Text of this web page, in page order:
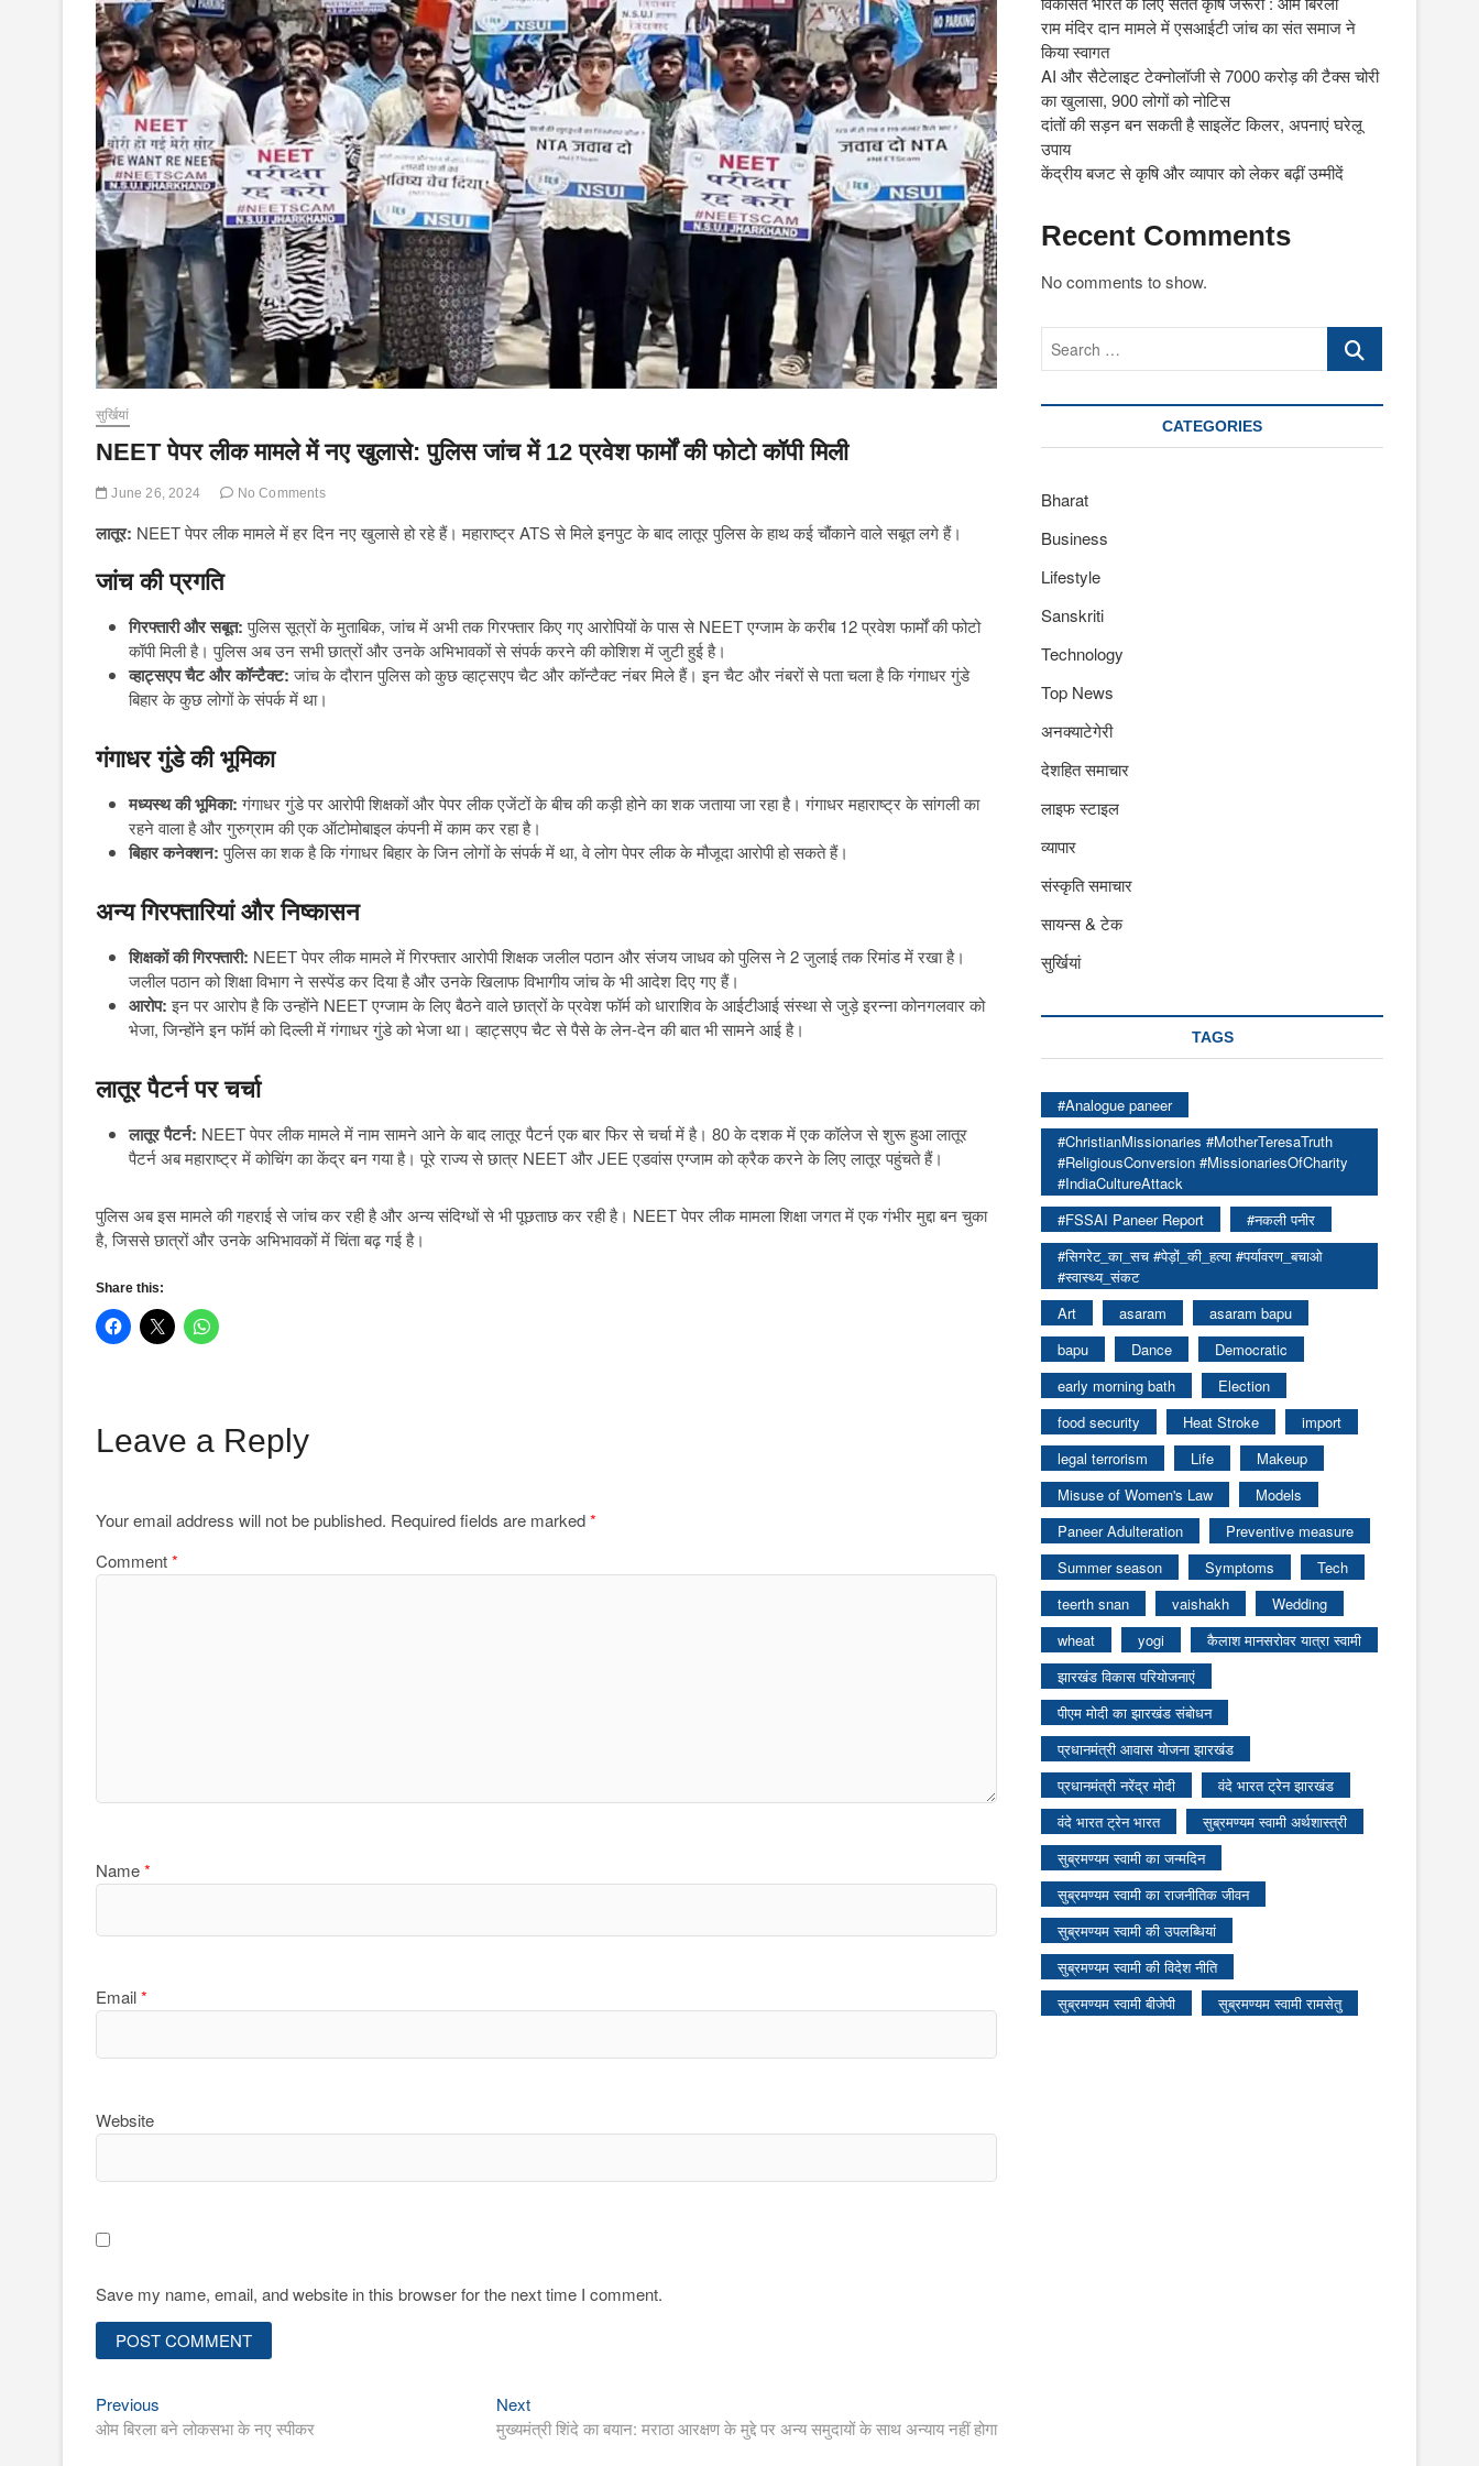
सुर्खियां
NEET पेपर लीक मामले में नए खुलासे: पुलिस जांच में 12 प्रवेश फार्मों की फोटो कॉपी मिली
June 26, 2024 No Comments
लातूर: NEET पेपर लीक मामले में हर दिन नए खुलासे हो रहे हैं। महाराष्ट्र ATS से मिले इनपुट के बाद लातूर पुलिस के हाथ कई चौंकाने वाले सबूत लगे हैं।
जांच की प्रगति
गिरफ्तारी और सबूत:पुलिस सूत्रों के मुताबिक, जांच में अभी तक गिरफ्तार किए गए आरोपियों के पास से NEET एग्जाम के करीब 12 प्रवेश फार्मों की फोटो
कॉपी मिली है। पुलिस अब उन सभी छात्रों और उनके अभिभावकों से संपर्क करने की कोशिश में जुटी हुई है।
व्हाट्सएप चैट और कॉन्टैक्ट:जांच के दौरान पुलिस को कुछ व्हाट्सएप चैट और कॉन्टैक्ट नंबर मिले हैं। इन चैट और नंबरों से पता चला है कि गंगाधर गुंडे
बिहार के कुछ लोगों के संपर्क में था।
गंगाधर गुंडे की भूमिका
मध्यस्थ की भूमिका:गंगाधर गुंडे पर आरोपी शिक्षकों और पेपर लीक एजेंटों के बीच की कड़ी होने का शक जताया जा रहा है। गंगाधर महाराष्ट्र के सांगली का
रहने वाला है और गुरुग्राम की एक ऑटोमोबाइल कंपनी में काम कर रहा है।
बिहार कनेक्शन:पुलिस का शक है कि गंगाधर बिहार के जिन लोगों के संपर्क में था, वे लोग पेपर लीक के मौजूदा आरोपी हो सकते हैं।
अन्य गिरफ्तारियां और निष्कासन
शिक्षकों की गिरफ्तारी: NEET पेपर लीक मामले में गिरफ्तार आरोपी शिक्षक जलील पठान और संजय जाधव को पुलिस ने 2 जुलाई तक रिमांड में रखा है।
जलील पठान को शिक्षा विभाग ने सस्पेंड कर दिया है और उनके खिलाफ विभागीय जांच के भी आदेश दिए गए हैं।
आरोप:इन पर आरोप है कि उन्होंने NEET एग्जाम के लिए बैठने वाले छात्रों के प्रवेश फॉर्म को धाराशिव के आईटीआई संस्था से जुड़े इरन्ना कोनगलवार को
भेजा, जिन्होंने इन फॉर्म को दिल्ली में गंगाधर गुंडे को भेजा था। व्हाट्सएप चैट से पैसे के लेन-देन की बात भी सामने आई है।
लातूर पैटर्न पर चर्चा
लातूर पैटर्न: NEET पेपर लीक मामले में नाम सामने आने के बाद लातूर पैटर्न एक बार फिर से चर्चा में है। 80 के दशक में एक कॉलेज से शुरू हुआ लातूर
पैटर्न अब महाराष्ट्र में कोचिंग का केंद्र बन गया है। पूरे राज्य से छात्र NEET और JEE एडवांस एग्जाम को क्रैक करने के लिए लातूर पहुंचते हैं।
पुलिस अब इस मामले की गहराई से जांच कर रही है और अन्य संदिग्धों से भी पूछताछ कर रही है। NEET पेपर लीक मामला शिक्षा जगत में एक गंभीर मुद्दा बन चुका
है, जिससे छात्रों और उनके अभिभावकों में चिंता बढ़ गई है।
Share this:
Leave a Reply
Your email address will not be published. Required fields are marked*
Comment*
Name*
Email*
Website
Save my name, email, and website in this browser for the next time I comment.
Post
navigation
Previous
post:
ओम बिरला बने लोकसभा के नए स्पीकर
NextNext
post:
मुख्यमंत्री शिंदे का बयान: मराठा आरक्षण के मुद्दे पर अन्य समुदायों के साथ अन्याय नहीं होगा
राम मंदिर दान मामले में एसआईटी जांच का संत समाज ने
किया स्वागत
AI और सैटेलाइट टेक्नोलॉजी से 7000 करोड़ की टैक्स चोरी
का खुलासा, 900 लोगों को नोटिस
दांतों की सड़न बन सकती है साइलेंट किलर, अपनाएं घरेलू
उपाय
केंद्रीय बजट से कृषि और व्यापार को लेकर बढ़ीं उम्मीदें
Recent Comments
No comments to show.
Search
CATEGORIES
Bharat
Business
Lifestyle
Sanskriti
Technology
Top News
अनक्याटेगेरी
देशहित समाचार
लाइफ स्टाइल
व्यापार
संस्कृति समाचार
सायन्स & टेक
सुर्खियां
TAGS
#Analogue paneer
#ChristianMissionaries #MotherTeresaTruth
#ReligiousConversion #MissionariesOfCharity
#IndiaCultureAttack
#FSSAI Paneer Report
#नकली पनीर
#सिगरेट_का_सच #पेड़ों_की_हत्या #पर्यावरण_बचाओ
#स्वास्थ्य_संकट
Art
asaram
asaram bapu
bapu
Dance
Democratic
early morning bath
Election
food security
Heat Stroke
import
legal terrorism
Life
Makeup
Misuse of Women's Law
Models
Paneer Adulteration
Preventive measure
Summer season
Symptoms
Tech
teerth snan
vaishakh
Wedding
wheat
yogi
कैलाश मानसरोवर यात्रा स्वामी
झारखंड विकास परियोजनाएं
पीएम मोदी का झारखंड संबोधन
प्रधानमंत्री आवास योजना झारखंड
प्रधानमंत्री नरेंद्र मोदी
वंदे भारत ट्रेन झारखंड
वंदे भारत ट्रेन भारत
सुब्रमण्यम स्वामी अर्थशास्त्री
सुब्रमण्यम स्वामी का जन्मदिन
सुब्रमण्यम स्वामी का राजनीतिक जीवन
सुब्रमण्यम स्वामी की उपलब्धियां
सुब्रमण्यम स्वामी की विदेश नीति
सुब्रमण्यम स्वामी बीजेपी
सुब्रमण्यम स्वामी रामसेतु